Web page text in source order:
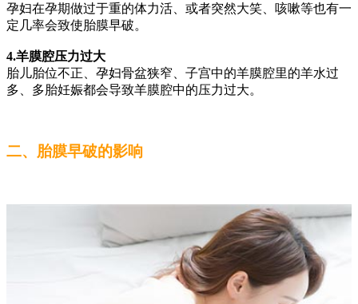
孕妇在孕期做过于重的体力活、或者突然大笑、咳嗽等也有一
定几率会致使胎膜早破。
4.羊膜腔压力过大
胎儿胎位不正、孕妇骨盆狭窄、子宫中的羊膜腔里的羊水过
多、多胎妊娠都会导致羊膜腔中的压力过大。
二、胎膜早破的影响